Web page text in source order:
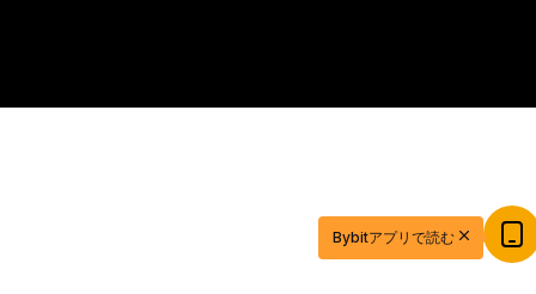
20ドル相当の特典ゲットで取引を始めよう
新規登録＆取引で20ドル相当の獲得チャンス！Bybitアプリで読む